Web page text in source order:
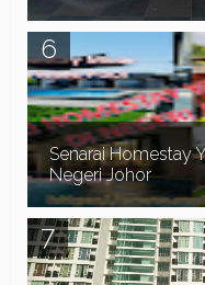
Sekiranya anda sedang
sekitar kawasan Batu
Iskandar Perak , anda
perhatian ...
Senarai Homestay
Negeri Johor
Assalamualaikum dan
post sebelum ni kita telah
Senarai Homestay Yang